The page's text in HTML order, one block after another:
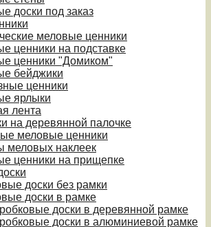
доски под заказ
меловые ценники
ценники на подставке
ценники "Домиком"
бейджики
ценники
ярлыки
лента
на деревянной палочке
меловые ценники
меловых наклеек
ценники на прищепке
доски без рамки
доски в рамке
доски в деревянной рамке
доски в алюминиевой рамке